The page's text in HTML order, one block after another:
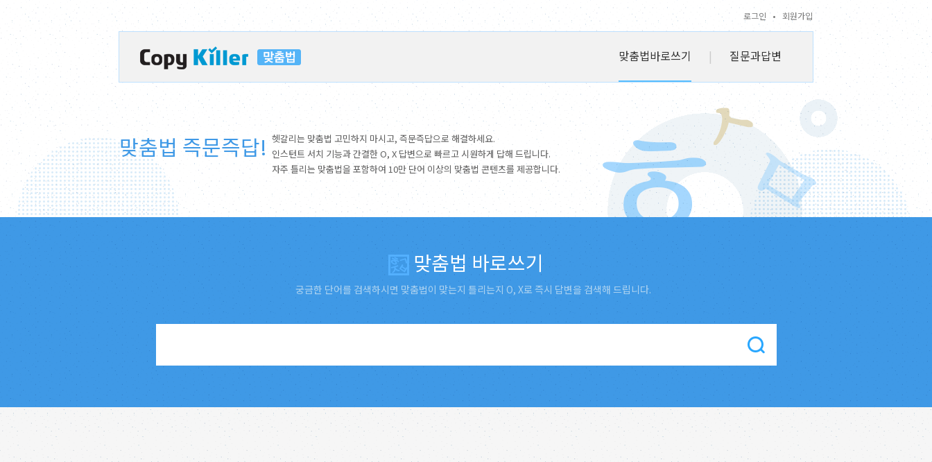
로그인 • 회원가입
맞춤법바로쓰기 | 질문과답변
맞춤법 즉문즉답! 헷갈리는 맞춤법 고민하지 마시고, 즉문즉답으로 해결하세요.
인스턴트 서치 기능과 간결한 O, X 답변으로 빠르고 시원하게 답해 드립니다.
자주 틀리는 맞춤법을 포함하여 10만 단어 이상의 맞춤법 콘텐츠를 제공합니다.
맞춤법 바로쓰기
궁금한 단어를 검색하시면 맞춤법이 맞는지 틀리는지 O, X로 즉시 답변을 검색해 드립니다.